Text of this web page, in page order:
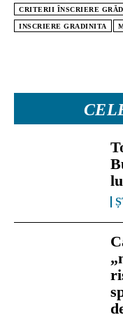
CRITERII ÎNSCRIERE
INSCRIERE GRADINITA